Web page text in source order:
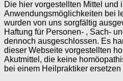
Die hier vorgestellten Mittel und
Anwendungsmöglichkeiten bei
wurden von uns sorgfältig
Haftung für Personen- , Sach-
dennoch ausgeschlossen. Es
dieser Webseite vorgestellten
Akutmittel, die keine
bei einem Heilpraktiker ersetzen